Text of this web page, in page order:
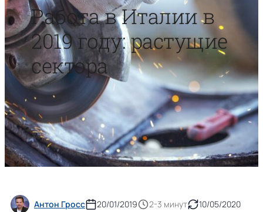
Работа в Италии в
2019 году: растущие
сектора
Антон Гросс 20/01/2019 2-3 минут 10/05/2020